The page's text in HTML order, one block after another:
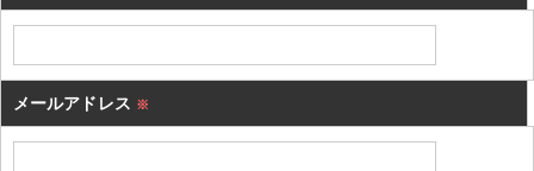
メールアドレス ※